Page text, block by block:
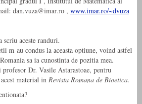
dan.vuza@imar.ro , www.imar.ro/~dvuza
scriu aceste randuri.
m-au condus la aceasta optiune, voind astfel
sa ia cunostinta de pozitia mea.
Dr. Vasile Astarastoae, pentru
material in Revista Romana de Bioetica.